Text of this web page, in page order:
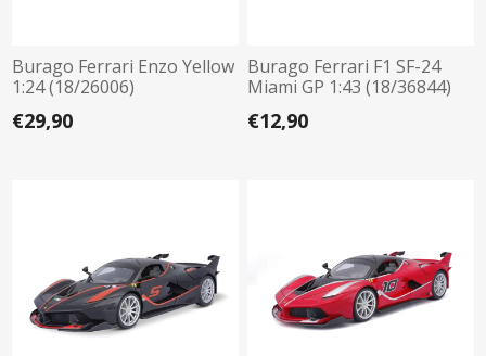
Burago Ferrari Enzo Yellow
1:24 (18/26006)
€29,90
Burago Ferrari F1 SF-24
Miami GP 1:43 (18/36844)
€12,90